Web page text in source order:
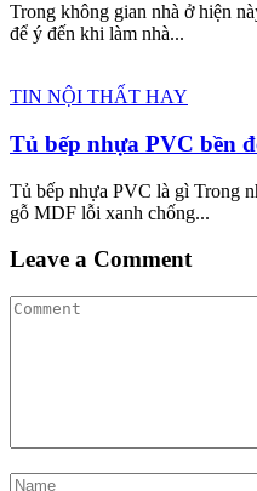
Trong không gian nhà ở hiện
để ý đến khi làm nhà...
TIN NỘI THẤT HAY
Tủ bếp nhựa PVC bền
Tủ bếp nhựa PVC là gì Trong
gỗ MDF lỗi xanh chống...
Leave a Comment